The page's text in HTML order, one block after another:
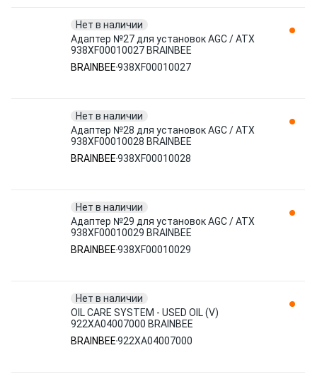
Нет в наличии
Адаптер №27 для установок AGC / ATX
938XF00010027 BRAINBEE
BRAINBEE938XF00010027
Нет в наличии
Адаптер №28 для установок AGC / ATX
938XF00010028 BRAINBEE
BRAINBEE938XF00010028
Нет в наличии
Адаптер №29 для установок AGC / ATX
938XF00010029 BRAINBEE
BRAINBEE938XF00010029
Нет в наличии
OIL CARE SYSTEM - USED OIL (V)
922XA04007000 BRAINBEE
BRAINBEE922XA04007000